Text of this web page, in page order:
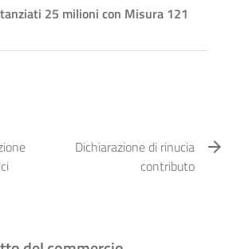
25 milioni con Misura 121
Dichiarazione di rinucia
contributo